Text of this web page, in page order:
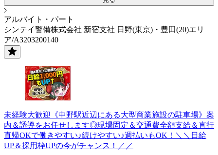
アルバイト・パート
シンテイ警備株式会社 新宿支社 日野(東京)・豊田(20)エリ
ア/A3203200140
未経験大歓迎《中野駅近辺にある大型商業施設の駐車場》案
内＆誘導をお任せします◎現場固定＆交通費全額支給＆直行
直帰OKで働きやすい♪続けやすい♪週払いもOK！＼＼日給
UP＆採用枠UPの今がチャンス！／／